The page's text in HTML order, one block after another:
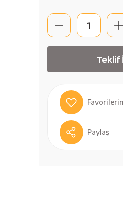
Teklif
Paylaş